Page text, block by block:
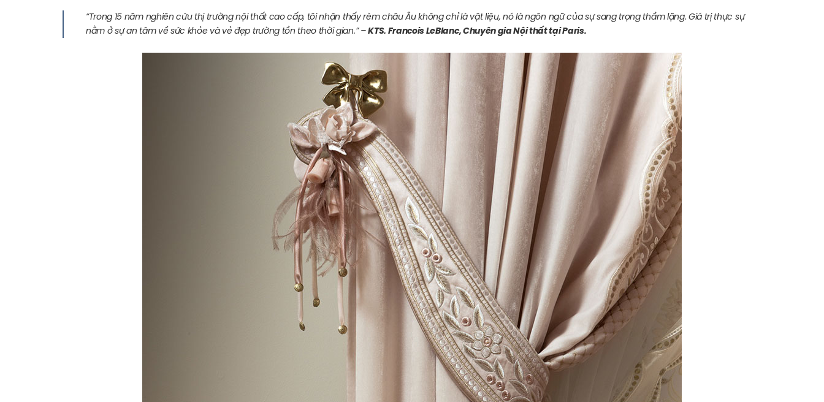
“Trong 15 năm nghiên cứu thị trường nội thất cao cấp, tôi nhận thấy rèm châu Âu không chỉ là vật liệu, nó là ngôn ngữ của sự sang trọng thầm lặng.Giá trị thực sự
nằm ở sự an tâm về sức khỏe và vẻ đẹp trường tồn theo thời gian.”–KTS. Francois LeBlanc, Chuyên gia Nội thất tại Paris.